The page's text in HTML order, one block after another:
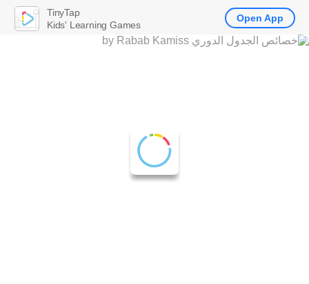
TinyTap
Kids' Learning Games
Open App